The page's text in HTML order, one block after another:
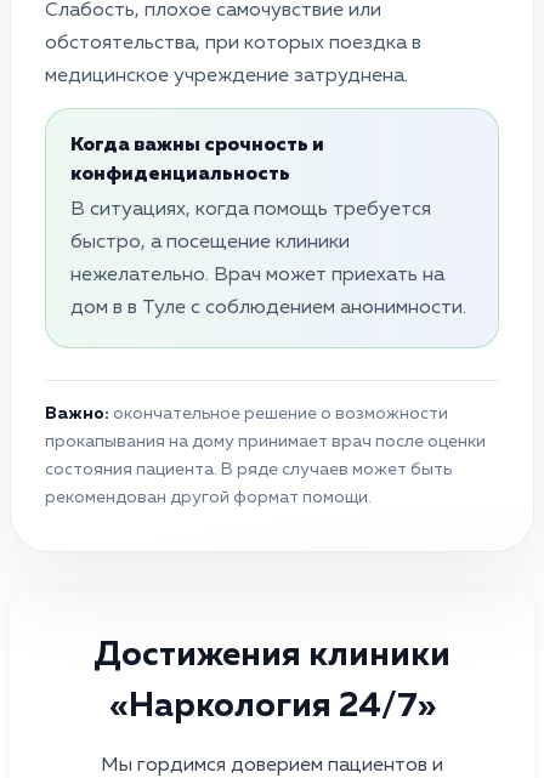
Слабость, плохое самочувствие или
обстоятельства, при которых поездка в
медицинское учреждение затруднена.
Когда важны срочность и
конфиденциальность
В ситуациях, когда помощь требуется
быстро, а посещение клиники
нежелательно. Врач может приехать на
дом в в Туле с соблюдением анонимности.
Важно: окончательное решение о возможности
прокапывания на дому принимает врач после оценки
состояния пациента. В ряде случаев может быть
рекомендован другой формат помощи.
Достижения клиники
«Наркология 24/7»
Мы гордимся доверием пациентов и